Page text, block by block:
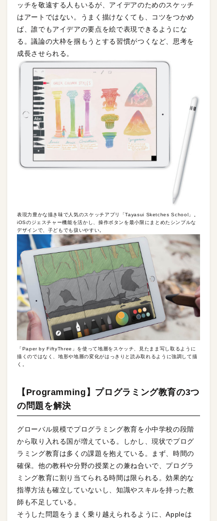
ッチを敬遠する人もいるが、アイデアのためのスケッチ
はアートではない。うまく描けなくても、コツをつかめ
ば、誰でもアイデアの要点を絵で表現できるようにな
る。議論の大枠を掴もうとする習慣がつくなど、思考を
成長させられる。
表現力豊かな描き味で人気のスケッチアプリ「Tayasui Sketches School」。
iOSのジェスチャー機能を活かし、操作ボタンを最小限にまとめたシンプルな
デザインで、子どもでも扱いやすい。
「Paper by FiftyThree」を使って地層をスケッチ、見たまま写し取るように
描くのではなく、地形や地層の変化がはっきりと読み取れるように強調して描
く。
【Programming】プログラミング教育の3つ
の問題を解決
グローバル規模でプログラミング教育を小中学校の段階
から取り入れる国が増えている。しかし、現状でプログ
ラミング教育は多くの課題を抱えている。まず、時間の
確保。他の教科や分野の授業との兼ね合いで、プログラ
ミング教育に割り当てられる時間は限られる。効果的な
指導方法も確立していないし、知識やスキルを持った教
師も不足している。
そうした問題をうまく乗り越えられるように、Appleは